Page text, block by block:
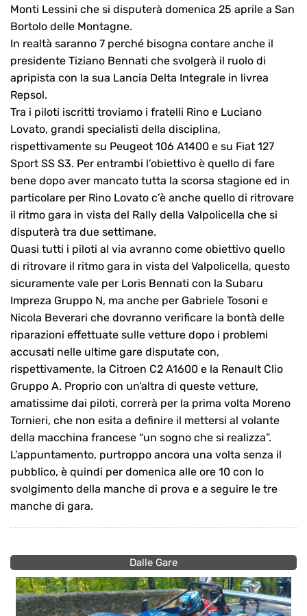
Monti Lessini che si disputerà domenica 25 aprile a San
Bortolo delle Montagne.
In realtà saranno 7 perché bisogna contare anche il
presidente Tiziano Bennati che svolgerà il ruolo di
apripista con la sua Lancia Delta Integrale in livrea
Repsol.
Tra i piloti iscritti troviamo i fratelli Rino e Luciano
Lovato, grandi specialisti della disciplina,
rispettivamente su Peugeot 106 A1400 e su Fiat 127
Sport SS S3. Per entrambi l’obiettivo è quello di fare
bene dopo aver mancato tutta la scorsa stagione ed in
particolare per Rino Lovato c’è anche quello di ritrovare
il ritmo gara in vista del Rally della Valpolicella che si
disputerà tra due settimane.
Quasi tutti i piloti al via avranno come obiettivo quello
di ritrovare il ritmo gara in vista del Valpolicella, questo
sicuramente vale per Loris Bennati con la Subaru
Impreza Gruppo N, ma anche per Gabriele Tosoni e
Nicola Beverari che dovranno verificare la bontà delle
riparazioni effettuate sulle vetture dopo i problemi
accusati nelle ultime gare disputate con,
rispettivamente, la Citroen C2 A1600 e la Renault Clio
Gruppo A. Proprio con un’altra di queste vetture,
amatissime dai piloti, correrà per la prima volta Moreno
Tornieri, che non esita a definire il mettersi al volante
della macchina francese “un sogno che si realizza”.
L’appuntamento, purtroppo ancora una volta senza il
pubblico, è quindi per domenica alle ore 10 con lo
svolgimento della manche di prova e a seguire le tre
manche di gara.
Dalle Gare